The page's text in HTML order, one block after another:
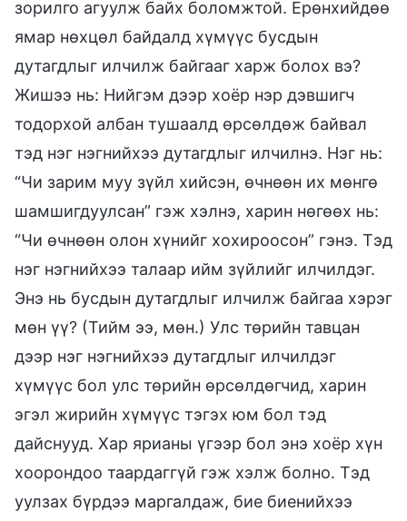
зорилго агуулж байх боломжтой. Ерөнхийдөө
ямар нөхцөл байдалд хүмүүс бусдын
дутагдлыг илчилж байгааг харж болох вэ?
Жишээ нь: Нийгэм дээр хоёр нэр дэвшигч
тодорхой албан тушаалд өрсөлдөж байвал
тэд нэг нэгнийхээ дутагдлыг илчилнэ. Нэг нь:
“Чи зарим муу зүйл хийсэн, өчнөөн их мөнгө
шамшигдуулсан” гэж хэлнэ, харин нөгөөх нь:
“Чи өчнөөн олон хүнийг хохироосон” гэнэ. Тэд
нэг нэгнийхээ талаар ийм зүйлийг илчилдэг.
Энэ нь бусдын дутагдлыг илчилж байгаа хэрэг
мөн үү? (Тийм ээ, мөн.) Улс төрийн тавцан
дээр нэг нэгнийхээ дутагдлыг илчилдэг
хүмүүс бол улс төрийн өрсөлдөгчид, харин
эгэл жирийн хүмүүс тэгэх юм бол тэд
дайснууд. Хар ярианы үгээр бол энэ хоёр хүн
хоорондоо таардаггүй гэж хэлж болно. Тэд
уулзах бүрдээ маргалдаж, бие биенийхээ